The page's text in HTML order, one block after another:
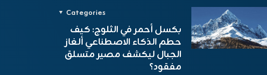
Categories
بكسل أحمر في الثلوج: كيف
حطم الذكاء الاصطناعي ألغاز
الجبال ليكشف مصير متسلق
مفقود؟